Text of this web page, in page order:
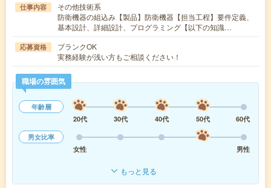
仕事内容
その他技術系
防衛機器の組込み【製品】防衛機器【担当工程】要件定義、
基本設計、詳細設計、プログラミング【以下の知識…
応募資格
ブランクOK
実務経験が浅い方もご相談ください！
職場の雰囲気
年齢層
20代
30代 40代 50代
60代
男女比率
女性
男性
もっと見る